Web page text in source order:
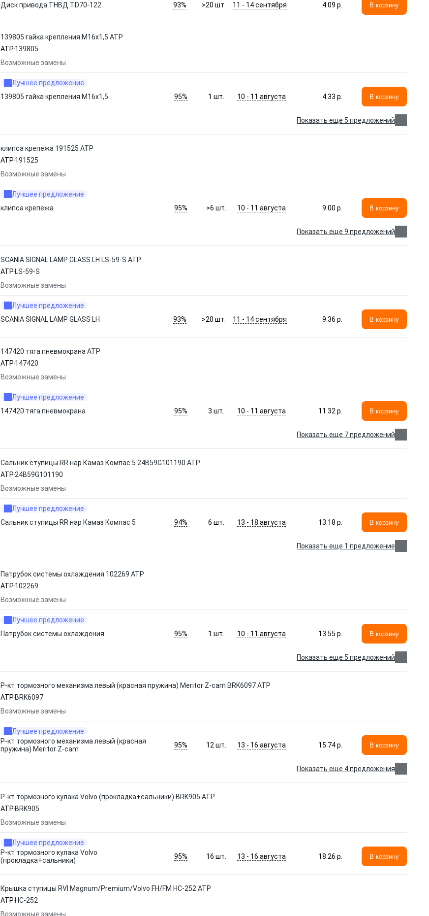
Диск привода ТНВД TD70-122
93% >20шт. 11 - 14 сентября 4.09 p. В корзину
139805 гайка крепления М16х1,5 ATP
ATP 139805
Возможные замены
Лучшее предложение
139805 гайка крепления М16х1,5
95% 1 шт. 10 - 11 августа 4.33 p. В корзину
Показать еще 5 предложений
клипса крепежа 191525 ATP
ATP 191525
Возможные замены
Лучшее предложение
клипса крепежа
95% >6 шт. 10 - 11 августа 9.00 p. В корзину
Показать еще 9 предложений
SCANIA SIGNAL LAMP GLASS LH LS-59-S ATP
ATP LS-59-S
Возможные замены
Лучшее предложение
SCANIA SIGNAL LAMP GLASS LH
93% >20шт. 11 - 14 сентября 9.36 p. В корзину
147420 тяга пневмокрана ATP
ATP 147420
Возможные замены
Лучшее предложение
147420 тяга пневмокрана
95% 3 шт. 10 - 11 августа 11.32 p. В корзину
Показать еще 7 предложений
Сальник ступицы RR нар Камаз Компас 5 24B59G101190 ATP
ATP 24B59G101190
Возможные замены
Лучшее предложение
Сальник ступицы RR нар Камаз Компас 5
94% 6 шт. 13 - 18 августа 13.18 p. В корзину
Показать еще 1 предложение
Патрубок системы охлаждения 102269 ATP
ATP 102269
Возможные замены
Лучшее предложение
Патрубок системы охлаждения
95% 1 шт. 10 - 11 августа 13.55 p. В корзину
Показать еще 5 предложений
Р-кт тормозного механизма левый (красная пружина) Meritor Z-cam BRK6097 ATP
ATP BRK6097
Возможные замены
Лучшее предложение
Р-кт тормозного механизма левый (красная
пружина) Meritor Z-cam
95% 12 шт. 13 - 16 августа 15.74 p. В корзину
Показать еще 4 предложения
Р-кт тормозного кулака Volvo (прокладка+сальники) BRK905 ATP
ATP BRK905
Возможные замены
Лучшее предложение
Р-кт тормозного кулака Volvo
(прокладка+сальники)
95% 16 шт. 13 - 16 августа 18.26 p. В корзину
Крышка ступицы RVI Magnum/Premium/Volvo FH/FM HC-252 ATP
ATP HC-252
Возможные замены